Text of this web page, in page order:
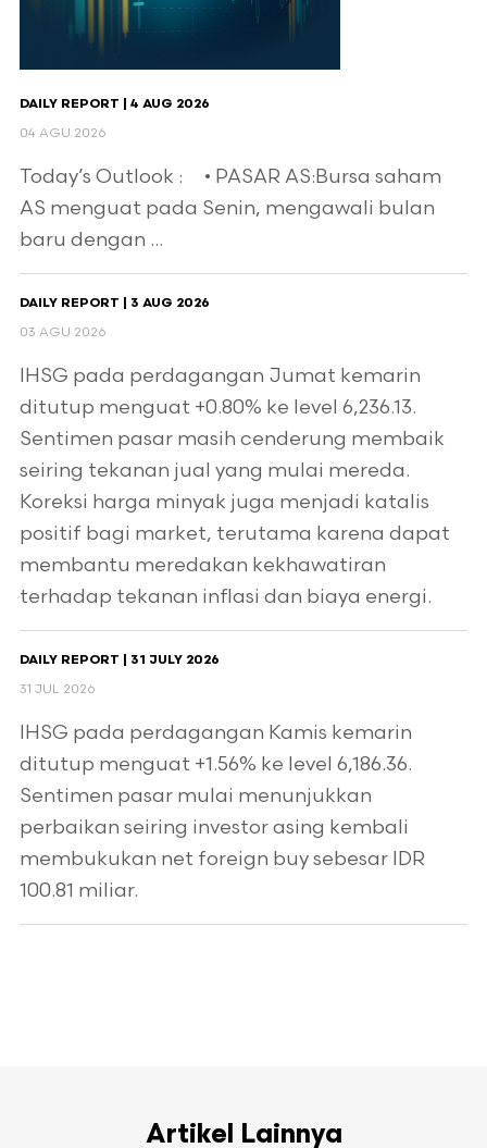
DAILY REPORT | 4 AUG 2026
04 AGU 2026
Today’s Outlook : • PASAR AS:Bursa saham
AS menguat pada Senin, mengawali bulan
baru dengan ...
DAILY REPORT | 3 AUG 2026
03 AGU 2026
IHSG pada perdagangan Jumat kemarin
ditutup menguat +0.80% ke level 6,236.13.
Sentimen pasar masih cenderung membaik
seiring tekanan jual yang mulai mereda.
Koreksi harga minyak juga menjadi katalis
positif bagi market, terutama karena dapat
membantu meredakan kekhawatiran
terhadap tekanan inflasi dan biaya energi.
DAILY REPORT | 31 JULY 2026
31 JUL 2026
IHSG pada perdagangan Kamis kemarin
ditutup menguat +1.56% ke level 6,186.36.
Sentimen pasar mulai menunjukkan
perbaikan seiring investor asing kembali
membukukan net foreign buy sebesar IDR
100.81 miliar.
Artikel Lainnya